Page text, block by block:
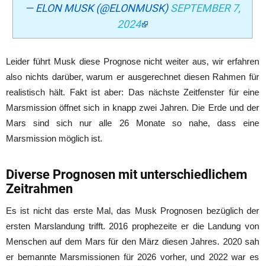
— ELON MUSK (@ELONMUSK)SEPTEMBER 7,
2024
Leider führt Musk diese Prognose nicht weiter aus, wir erfahren
also nichts darüber, warum er ausgerechnet diesen Rahmen für
realistisch hält. Fakt ist aber: Das nächste Zeitfenster für eine
Marsmission öffnet sich in knapp zwei Jahren. Die Erde und der
Mars sind sich nur alle 26 Monate so nahe, dass eine
Marsmission möglich ist.
Diverse Prognosen mit unterschiedlichem
Zeitrahmen
Es ist nicht das erste Mal, das Musk Prognosen bezüglich der
ersten Marslandung trifft. 2016 prophezeite er die Landung von
Menschen auf dem Mars für den März diesen Jahres. 2020 sah
er bemannte Marsmissionen für 2026 vorher, und 2022 war es